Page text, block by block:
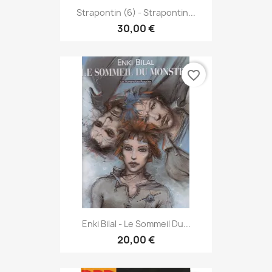
Strapontin (6) - Strapontin...
30,00 €
Enki Bilal - Le Sommeil Du...
20,00 €
favorite_border